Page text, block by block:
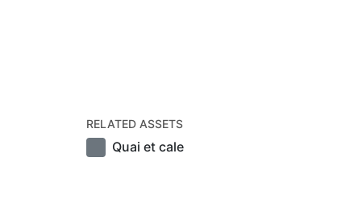
RELATED ASSETS
Quai et cale